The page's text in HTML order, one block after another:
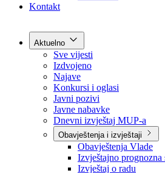
Kontakt
Aktuelno
Sve vijesti
Izdvojeno
Najave
Konkursi i oglasi
Javni pozivi
Javne nabavke
Dnevni izvještaj MUP-a
Obavještenja i izvještaji